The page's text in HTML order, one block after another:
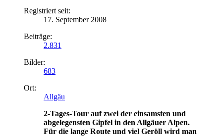
Registriert seit:
17. September 2008
Beiträge:
2.831
Bilder:
683
Ort:
Allgäu
2-Tages-Tour auf zwei der einsamsten und
abgelegensten Gipfel in den Allgäuer Alpen.
Für die lange Route und viel Geröll wird man